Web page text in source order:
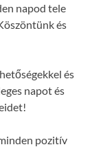
napod tele
és
és
napot és
pozitív